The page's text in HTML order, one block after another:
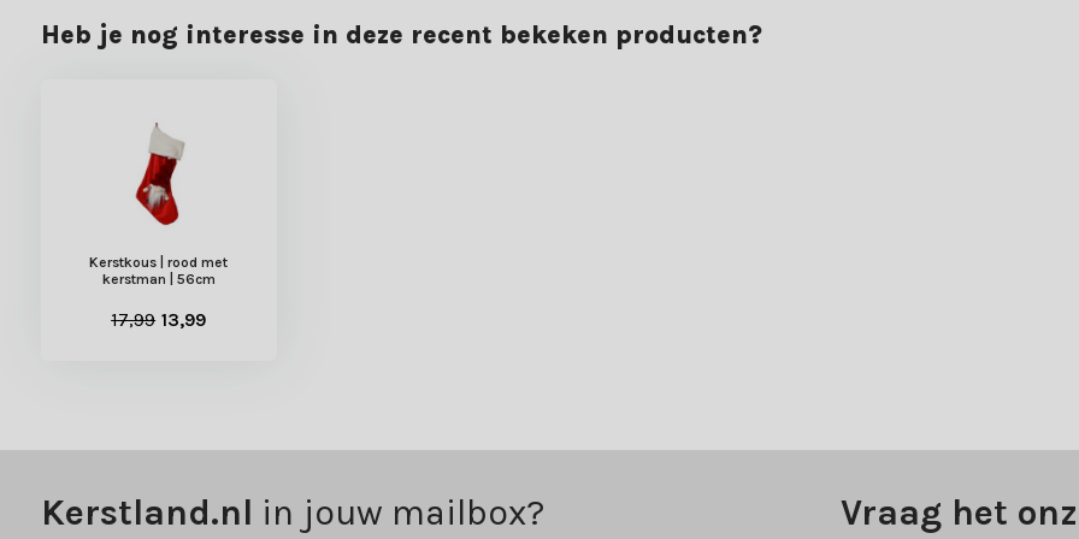
Heb je nog interesse in deze recent bekeken producten?
Kerstkous | rood met
kerstman | 56cm
17,99 13,99
Kerstland.nl in jouw mailbox? Vraag het